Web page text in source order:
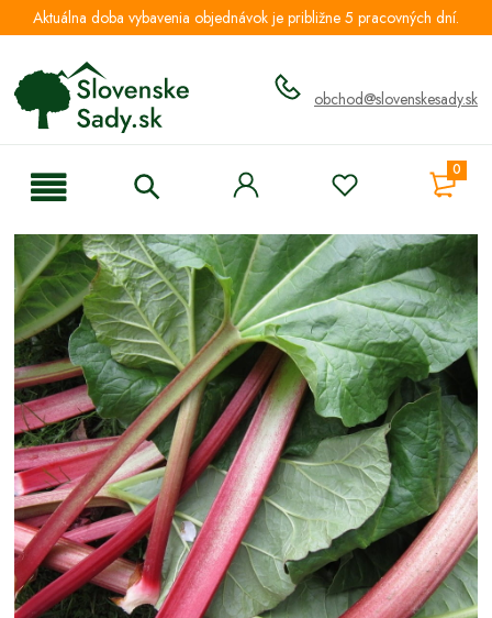
Aktuálna doba vybavenia objednávok je približne 5 pracovných dní.
obchod@slovenskesady.sk
0